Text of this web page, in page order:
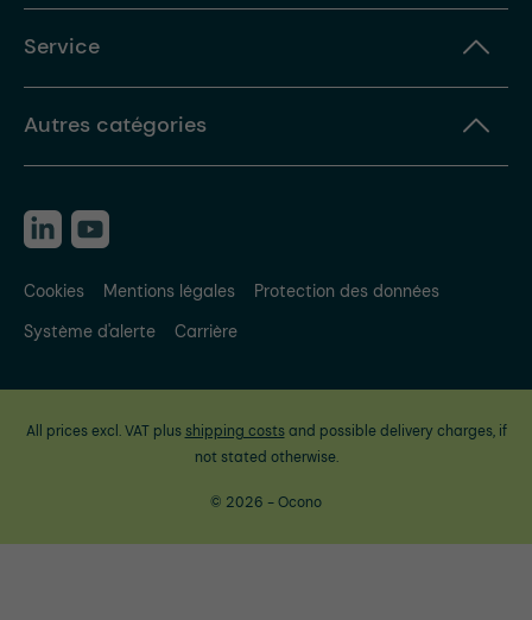
Service
Autres catégories
Cookies Mentions légales
Protection des données
Système d'alerte
Carrière
All prices excl. VAT plus shipping costsand possible delivery charges, if
not stated otherwise.
© 2026 - Ocono